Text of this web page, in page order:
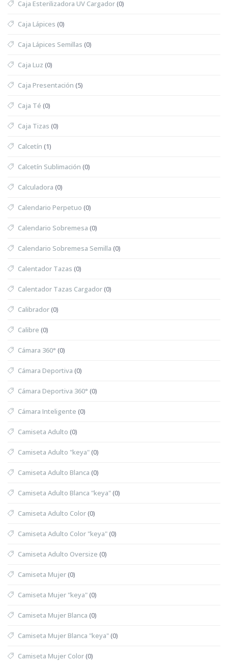
Caja Esterilizadora UV Cargador(0)
Caja Lápices (0)
Caja Lápices Semillas (0)
Caja Luz (0)
Caja Presentación (5)
Caja Té (0)
Caja Tizas (0)
Calcetín (1)
Calcetín Sublimación (0)
Calculadora (0)
Calendario Perpetuo (0)
Calendario Sobremesa (0)
Calendario Sobremesa Semilla (0)
Calentador Tazas (0)
Calentador Tazas Cargador(0)
Calibrador(0)
Calibre (0)
Cámara 360° (0)
Cámara Deportiva (0)
Cámara Deportiva 360° (0)
Cámara Inteligente (0)
Camiseta Adulto (0)
Camiseta Adulto "keya"(0)
Camiseta Adulto Blanca (0)
Camiseta Adulto Blanca "keya"(0)
Camiseta Adulto Color(0)
Camiseta Adulto Color "keya"(0)
Camiseta Adulto Oversize (0)
Camiseta Mujer(0)
Camiseta Mujer "keya"(0)
Camiseta Mujer Blanca (0)
Camiseta Mujer Blanca "keya"(0)
Camiseta Mujer Color(0)